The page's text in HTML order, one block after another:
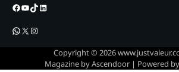
Facebook
YouTube
TikTok
LinkedIn
WhatsApp
X Instagram
Copyright © 2026
Magazine byAscendoor | Powered by